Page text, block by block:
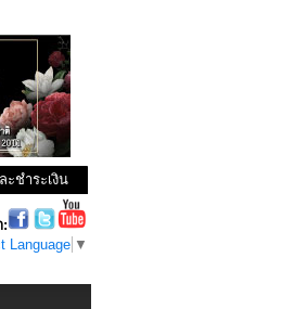
ะชำระเงิน
:
Language ▼